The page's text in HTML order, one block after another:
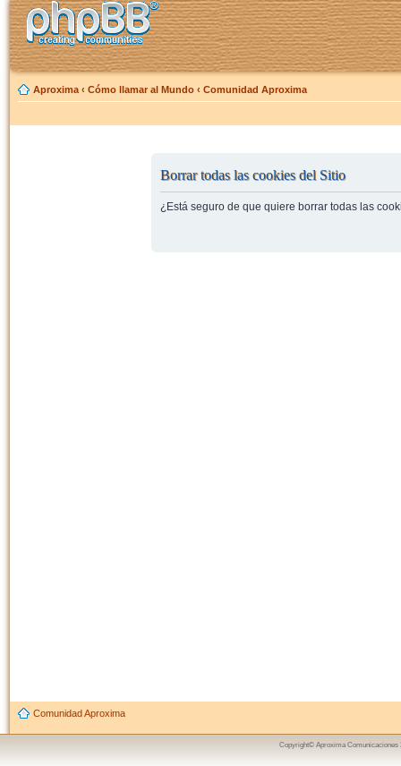
Aproxima ‹ Cómo llamar al Mundo ‹ Comunidad Aproxima
Borrar todas las cookies del Sitio
¿Está seguro de que quiere borrar todas las
Comunidad Aproxima
Copyright© Aproxima Comunicaciones